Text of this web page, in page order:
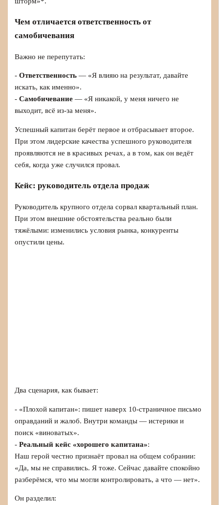
Чем отличается ответственность от
самобичевания
Важно не перепутать:
-Ответственность — «Я влияю на результат, давайте
искать, как именно».
-Самобичевание — «Я никакой, у меня ничего не
выходит, всё из‑за меня».
Успешный капитан берёт первое и отбрасывает второе.
При этом лидерские качества успешного руководителя
проявляются не в красивых речах, а в том, как он ведёт
себя, когда уже случился провал.
Кейс: руководитель отдела продаж
Руководитель крупного отдела сорвал квартальный план.
При этом внешние обстоятельства реально были
тяжёлыми: изменились условия рынка, конкуренты
опустили цены.
Два сценария, как бывает:
- «Плохой капитан»: пишет наверх 10-страничное письмо
оправданий и жалоб. Внутри команды — истерики и
поиск «виноватых».
-Реальный кейс «хорошего капитана»:
Наш герой честно признаёт провал на общем собрании:
«Да, мы не справились. Я тоже. Сейчас давайте спокойно
разберёмся, что мы могли контролировать, а что — нет».
Он разделил: